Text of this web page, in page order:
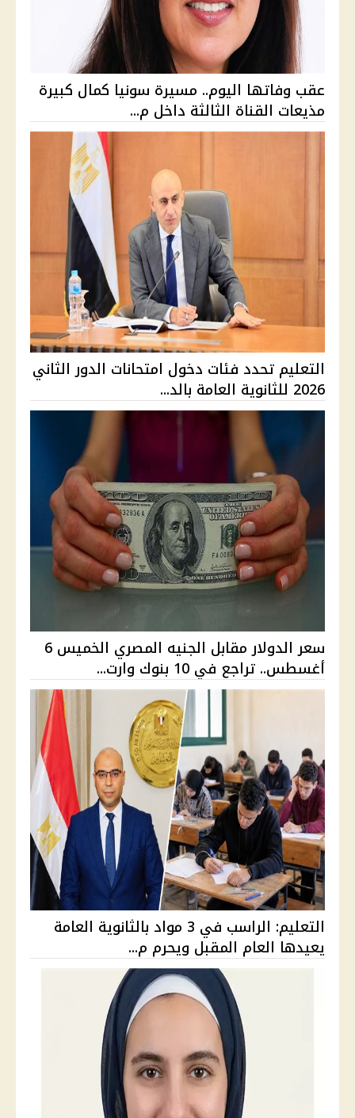
عقب وفاتها اليوم.. مسيرة سونيا كمال كبيرة
مذيعات القناة الثالثة داخل م...
التعليم تحدد فئات دخول امتحانات الدور الثاني
2026 للثانوية العامة بالد...
سعر الدولار مقابل الجنيه المصري الخميس 6
أغسطس.. تراجع في 10 بنوك وارت...
التعليم: الراسب في 3 مواد بالثانوية العامة
يعيدها العام المقبل ويحرم م...